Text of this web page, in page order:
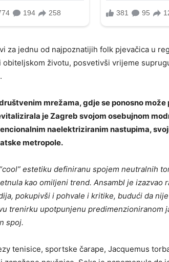
za jednu od najpoznatijih folk pjevačica u
životu, posvetivši vrijeme
mrežama, gdje se ponosno
je Zagreb svojom osebujnom
naelektriziranim nastupima,
metropole.
estetiku definiranu spojem neutralnih
kao omiljeni trend. Ansambl je izazvao
pokupivši i pohvale i kritike, budući da
trenirku upotpunjenu predimenzioniranom
spoj.
tenisice, sportske čarape, Jacquemus